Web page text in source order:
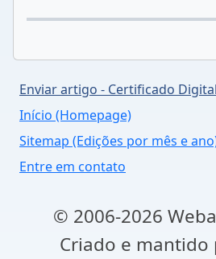
Enviar artigo - Certificado
Início (Homepage)
Sitemap (Edições por mês e
Entre em contato
© 2006-2026
Criado e mantido